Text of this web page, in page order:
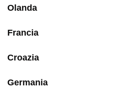
Olanda
Francia
Croazia
Germania